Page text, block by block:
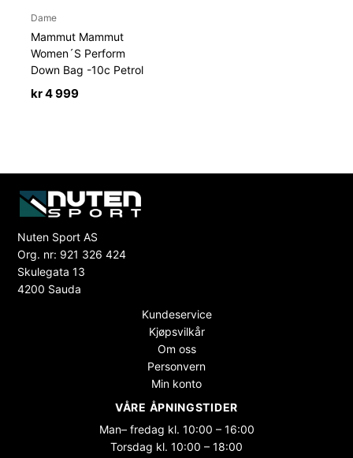
Dame
Mammut Mammut
Women´S Perform
Down Bag -10c Petrol
kr4 999
Nuten Sport AS
Org. nr: 921 326 424
Skulegata 13
4200 Sauda
Kundeservice
Kjøpsvilkår
Om oss
Personvern
Min konto
VÅRE ÅPNINGSTIDER
Man– fredag kl. 10:00 – 16:00
Torsdag kl. 10:00 – 18:00